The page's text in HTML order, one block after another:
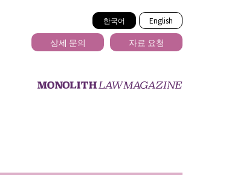
한국어 English
상세 문의 자료 요청